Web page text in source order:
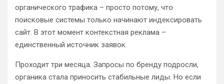
органического трафика – просто потому, что
поисковые системы только начинают индексировать
сайт. В этот момент контекстная реклама –
единственный источник заявок.
Проходит три месяца. Запросы по бренду подросли,
органика стала приносить стабильные лиды. Но если